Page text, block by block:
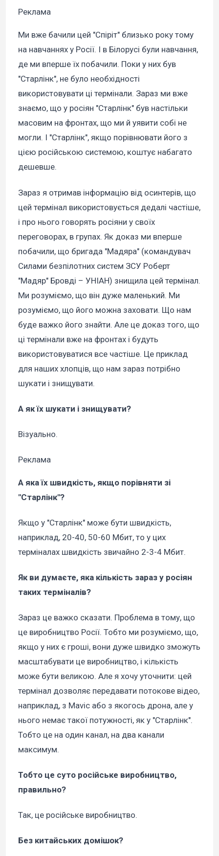
Реклама
Ми вже бачили цей "Спіріт" близько року тому
на навчаннях у Росії. І в Білорусі були навчання,
де ми вперше їх побачили. Поки у них був
"Старлінк", не було необхідності
використовувати ці термінали. Зараз ми вже
знаємо, що у росіян "Старлінк" був настільки
масовим на фронтах, що ми й уявити собі не
могли. І "Старлінк", якщо порівнювати його з
цією російською системою, коштує набагато
дешевше.
Зараз я отримав інформацію від осинтерів, що
цей термінал використовується дедалі частіше,
і про нього говорять росіяни у своїх
переговорах, в групах. Як доказ ми вперше
побачили, що бригада "Мадяра" (командувач
Силами безпілотних систем ЗСУ Роберт
"Мадяр" Бровді – УНІАН) знищила цей термінал.
Ми розуміємо, що він дуже маленький. Ми
розуміємо, що його можна заховати. Що нам
буде важко його знайти. Але це доказ того, що
ці термінали вже на фронтах і будуть
використовуватися все частіше. Це приклад
для наших хлопців, що нам зараз потрібно
шукати і знищувати.
А як їх шукати і знищувати?
Візуально.
Реклама
А яка їх швидкість, якщо порівняти зі
"Старлінк"?
Якщо у "Старлінк" може бути швидкість,
наприклад, 20-40, 50-60 Мбит, то у цих
терміналах швидкість звичайно 2-3-4 Мбит.
Як ви думаєте, яка кількість зараз у росіян
таких терміналів?
Зараз це важко сказати. Проблема в тому, що
це виробництво Росії. Тобто ми розуміємо, що,
якщо у них є гроші, вони дуже швидко зможуть
масштабувати це виробництво, і кількість
може бути великою. Але я хочу уточнити: цей
термінал дозволяє передавати потокове відео,
наприклад, з Mavic або з якогось дрона, але у
нього немає такої потужності, як у "Старлінк".
Тобто це на один канал, на два канали
максимум.
Тобто це суто російське виробництво,
правильно?
Так, це російське виробництво.
Без китайських домішок?